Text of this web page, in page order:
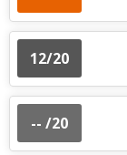
12/20
-- /20